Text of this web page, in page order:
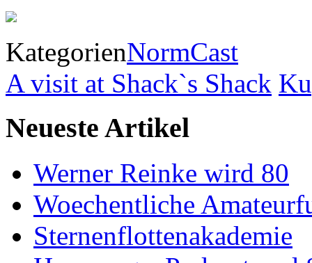
KategorienNormCast
A visit at Shack`s Shack
Neueste Artikel
Werner Reinke wird 80
Woechentliche
Sternenflottenakademie